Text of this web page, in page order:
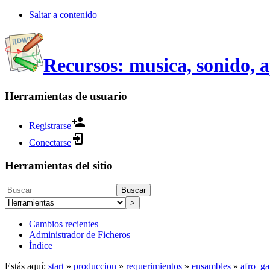
Saltar a contenido
Recursos: musica, sonido,
Herramientas de usuario
Registrarse
Conectarse
Herramientas del sitio
Buscar
>
Cambios recientes
Administrador de Ficheros
Índice
Estás aquí: start » produccion » requerimientos » ensambles »